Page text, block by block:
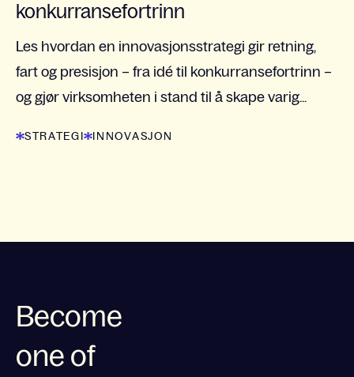
konkurransefortrinn
Les hvordan en innovasjonsstrategi gir retning,
fart og presisjon – fra idé til konkurransefortrinn –
og gjør virksomheten i stand til å skape varig...
STRATEGI INNOVASJON
Become
one of